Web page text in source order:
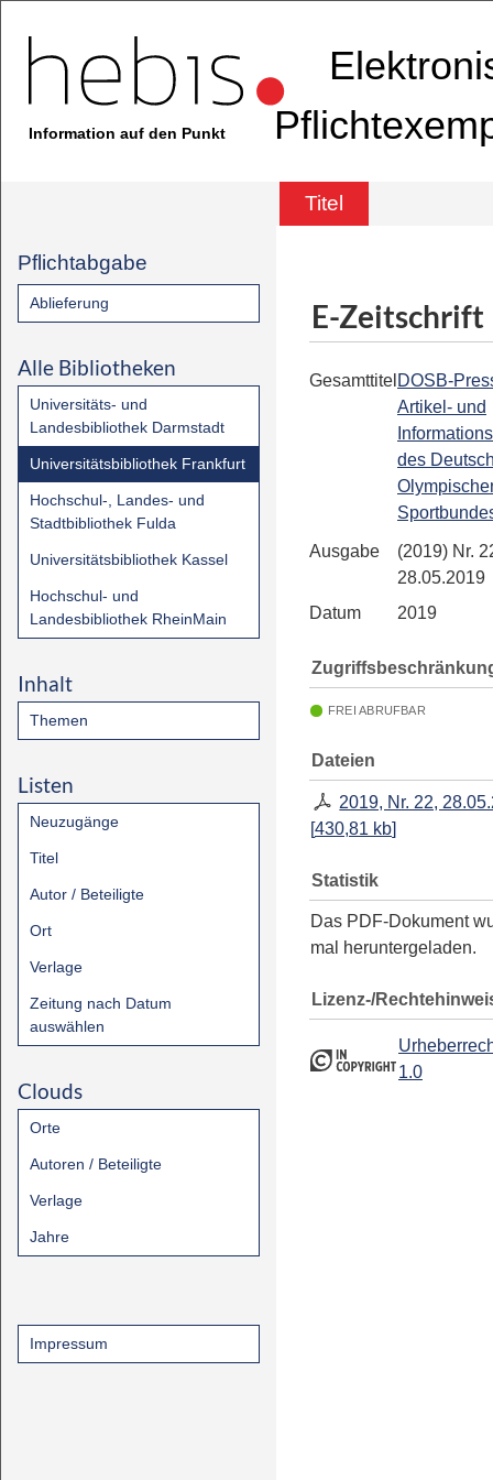
Information auf den Punkt
Titel
Pflichtabgabe
Ablieferung
Alle Bibliotheken
Universitäts- und
Landesbibliothek Darmstadt
Universitätsbibliothek Frankfurt
Hochschul-, Landes- und
Stadtbibliothek Fulda
Universitätsbibliothek Kassel
Hochschul- und
Landesbibliothek RheinMain
Inhalt
Themen
Listen
Neuzugänge
Titel
Autor / Beteiligte
Ort
Verlage
Zeitung nach Datum
auswählen
Clouds
Orte
Autoren / Beteiligte
Verlage
Jahre
Impressum
E-Zeitschrift
Gesamttitel DOSB-
Artikel- und
des
Ausgabe
(2019) Nr.
28.05.2019
Datum
2019
FREI ABRUFBAR
Dateien
2019, Nr. 22,
[430,81 kb]
Statistik
Das PDF-Dokument
mal heruntergeladen.
Lizenz-/
1.0